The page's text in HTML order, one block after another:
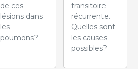
de ces
lésions dans
les
poumons?
transitoire
récurrente.
Quelles sont
les causes
possibles?